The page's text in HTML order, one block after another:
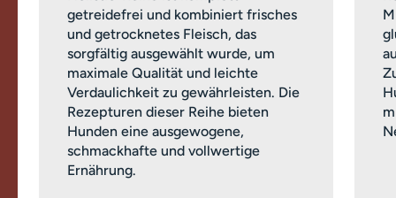
getreidefrei und kombiniert frisches
und getrocknetes Fleisch, das
sorgfältig ausgewählt wurde, um
maximale Qualität und leichte
Verdaulichkeit zu gewährleisten. Die
Rezepturen dieser Reihe bieten
Hunden eine ausgewogene,
schmackhafte und vollwertige
Ernährung.